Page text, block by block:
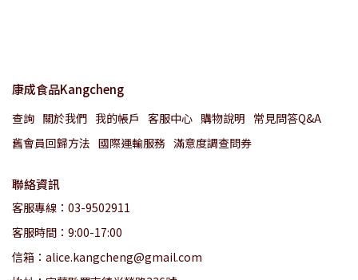
康成食品Kangcheng
查詢 關於我們 我的帳戶 客服中心 購物說明 常見問答Q&A
舊會員回歸方法 國際運輸服務 滿意度調查問券
聯絡資訊
客服專線：03-9502911
客服時間：9:00-17:00
信箱：alice.kangcheng@gmail.com